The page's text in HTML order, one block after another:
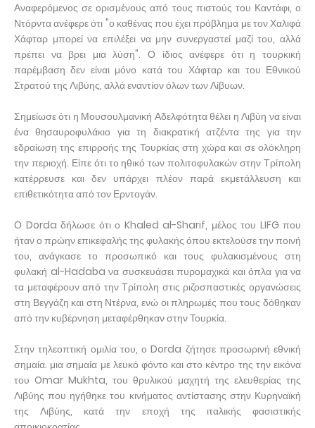
Αναφερόμενος σε ορισμένους από τους πιστούς του Καντάφι, ο
Ντόρντα ανέφερε ότι "ο καθένας που έχει πρόβλημα με τον Χαλιφά
Χάφταρ μπορεί να επιλέξει να μην συνεργαστεί μαζί του, αλλά
πρέπει να βρει μια λύση". Ο ίδιος ανέφερε ότι η τουρκική
παρέμβαση δεν είναι μόνο κατά του Χάφταρ και του Εθνικού
Στρατού της Λιβύης, αλλά εναντίον όλων των Λίβυων.
Σημείωσε ότι η Μουσουλμανική Αδελφότητα θέλει η Λιβύη να είναι
ένα θησαυροφυλάκιο για τη διακρατική ατζέντα της για την
εδραίωση της επιρροής της Τουρκίας στη χώρα και σε ολόκληρη
την περιοχή. Είπε ότι το ηθικό των πολιτοφυλακών στην Τρίπολη
κατέρρευσε και δεν υπάρχει πλέον παρά εκμετάλλευση και
επιθετικότητα από τον Ερντογάν.
Ο Dorda δήλωσε ότι ο Khaled al-Sharif, μέλος του LIFG που
ήταν ο πρώην επικεφαλής της φυλακής όπου εκτελούσε την ποινή
του, ανάγκασε το προσωπικό και τους φυλακισμένους στη
φυλακή al-Hadaba να συσκευάσει πυρομαχικά και όπλα για να
τα μεταφέρουν από την Τρίπολη στις ριζοσπαστικές οργανώσεις
στη Βεγγάζη και στη Ντέρνα, ενώ οι πληρωμές που τους δόθηκαν
από την κυβέρνηση μεταφέρθηκαν στην Τουρκία.
Στην τηλεοπτική ομιλία του, ο Dorda ζήτησε προσωρινή εθνική
σημαία. μια σημαία με λευκό φόντο και στο κέντρο της την εικόνα
του Omar Mukhta, του θρυλικού μαχητή της ελευθερίας της
Λιβύης που ηγήθηκε του κινήματος αντίστασης στην Κυρηναϊκή
της Λιβύης, κατά την εποχή της ιταλικής φασιστικής